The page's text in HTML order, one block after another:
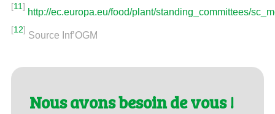
[11]
http://ec.europa.eu/food/plant/standing_committees/
[12]
Source Inf’OGM
Nous avons besoin de vous !